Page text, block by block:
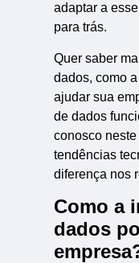
adaptar a
para trás.
Quer saber
dados, como
ajudar sua
de dados
conosco
tendências
diferença nos
Como a
dados